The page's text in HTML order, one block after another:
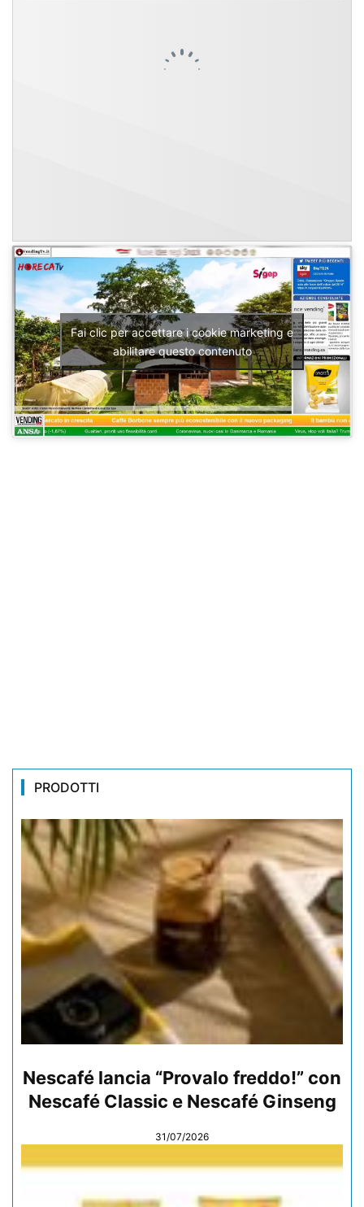
Fai clic per accettare i cookie marketing e
abilitare questo contenuto
PRODOTTI
Nescafé lancia “Provalo freddo!” con
Nescafé Classic e Nescafé Ginseng
31/07/2026